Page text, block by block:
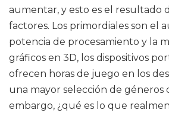
aumentar, y esto es el resultado
factores. Los primordiales son el
potencia de procesamiento y la
gráficos en 3D, los dispositivos
ofrecen horas de juego en los
una mayor selección de géneros
embargo, ¿qué es lo que